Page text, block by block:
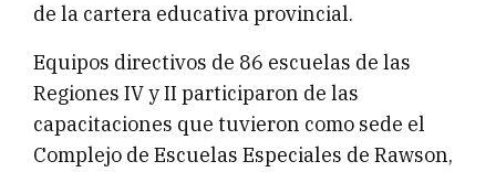
de la cartera educativa provincial.
Equipos directivos de 86 escuelas de las
Regiones IV y II participaron de las
capacitaciones que tuvieron como sede el
Complejo de Escuelas Especiales de Rawson,